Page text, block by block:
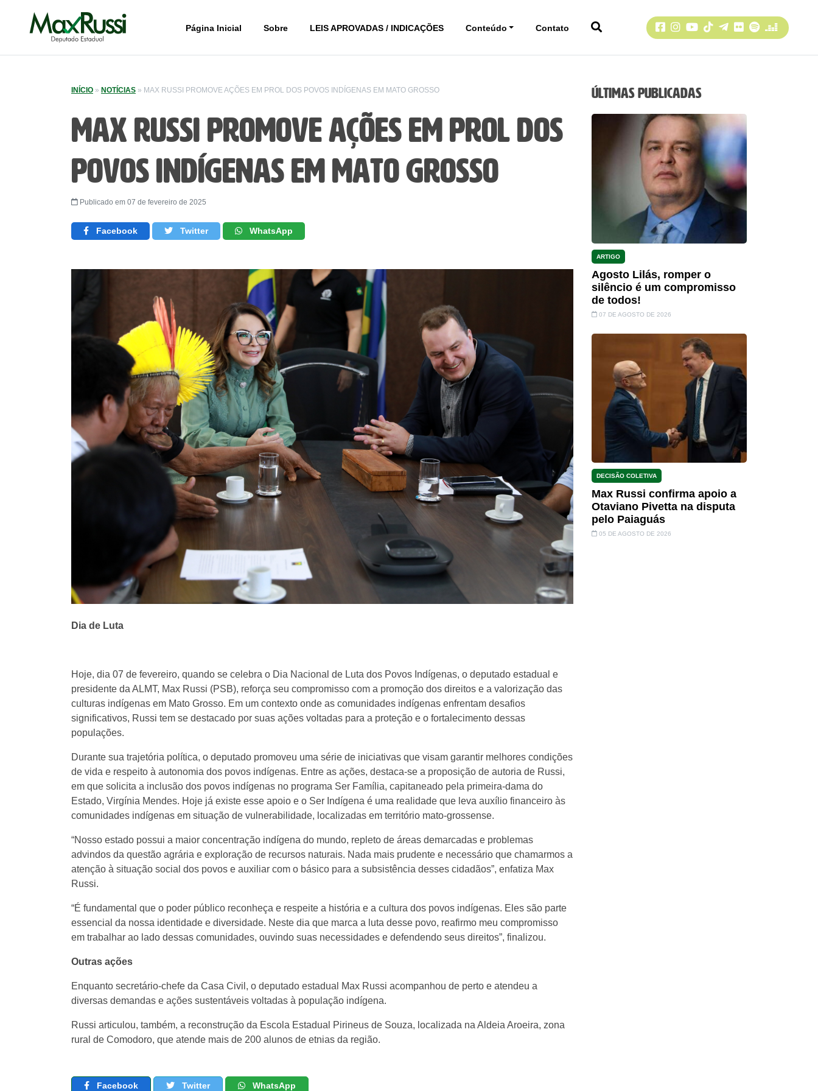
Página Inicial Sobre LEIS APROVADAS / INDICAÇÕES Conteúdo Contato Facebook
Instagram
YouTube
TikTokTelegram
FlickrSpotifyDeezer
INÍCIO » NOTÍCIAS » MAX RUSSI PROMOVE AÇÕES EM PROL DOS POVOS INDÍGENAS EM MATO GROSSO
Max Russi promove ações em prol dos
povos indígenas em Mato Grosso
Publicado em 07 de fevereiro de 2025
Facebook Twitter WhatsApp
Dia de Luta
Hoje, dia 07 de fevereiro, quando se celebra o Dia Nacional de Luta dos Povos Indígenas, o deputado estadual e
presidente da ALMT, Max Russi (PSB), reforça seu compromisso com a promoção dos direitos e a valorização das
culturas indígenas em Mato Grosso. Em um contexto onde as comunidades indígenas enfrentam desafios
significativos, Russi tem se destacado por suas ações voltadas para a proteção e o fortalecimento dessas
populações.
Durante sua trajetória política, o deputado promoveu uma série de iniciativas que visam garantir melhores condições
de vida e respeito à autonomia dos povos indígenas. Entre as ações, destaca-se a proposição de autoria de Russi,
em que solicita a inclusão dos povos indígenas no programa Ser Família, capitaneado pela primeira-dama do
Estado, Virgínia Mendes. Hoje já existe esse apoio e o Ser Indígena é uma realidade que leva auxílio financeiro às
comunidades indígenas em situação de vulnerabilidade, localizadas em território mato-grossense.
“Nosso estado possui a maior concentração indígena do mundo, repleto de áreas demarcadas e problemas
advindos da questão agrária e exploração de recursos naturais. Nada mais prudente e necessário que chamarmos a
atenção à situação social dos povos e auxiliar com o básico para a subsistência desses cidadãos”, enfatiza Max
Russi.
“É fundamental que o poder público reconheça e respeite a história e a cultura dos povos indígenas. Eles são parte
essencial da nossa identidade e diversidade. Neste dia que marca a luta desse povo, reafirmo meu compromisso
em trabalhar ao lado dessas comunidades, ouvindo suas necessidades e defendendo seus direitos”, finalizou.
Outras ações
Enquanto secretário-chefe da Casa Civil, o deputado estadual Max Russi acompanhou de perto e atendeu a
diversas demandas e ações sustentáveis voltadas à população indígena.
Russi articulou, também, a reconstrução da Escola Estadual Pirineus de Souza, localizada na Aldeia Aroeira, zona
rural de Comodoro, que atende mais de 200 alunos de etnias da região.
Facebook Twitter WhatsApp
Últimas Publicadas
ARTIGO
Agosto Lilás, romper o
silêncio é um compromisso
de todos!
07 DE AGOSTO DE 2026
DECISÃO COLETIVA
Max Russi confirma apoio a
Otaviano Pivetta na disputa
pelo Paiaguás
05 DE AGOSTO DE 2026